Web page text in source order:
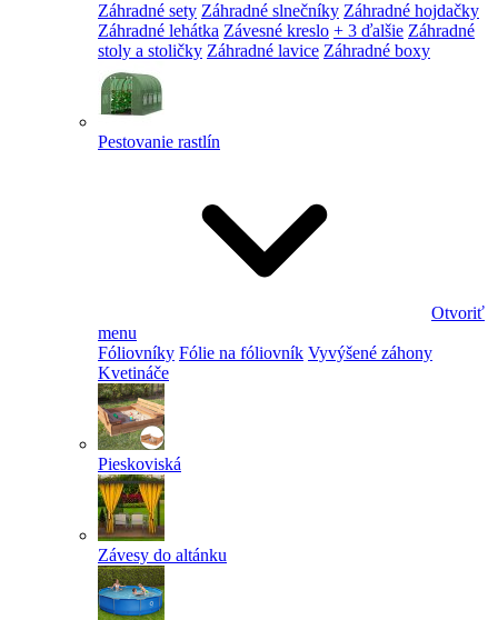
Záhradné sety Záhradné slnečníky Záhradné hojdačky
Záhradné lehátka Závesné kreslo + 3 ďalšie Záhradné
stoly a stoličky Záhradné lavice Záhradné boxy
Pestovanie rastlín
Otvoriť
menu
Fóliovníky Fólie na fóliovník Vyvýšené záhony
Kvetináče
Pieskoviská
Závesy do altánku